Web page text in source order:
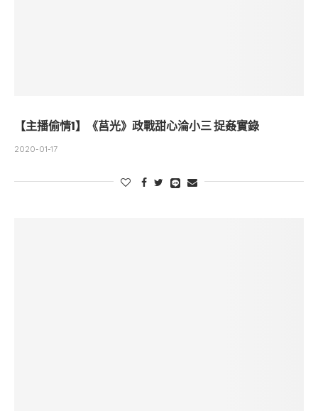
【主播偷情1】《莒光》政戰甜心淪小三 捉姦實錄
2020-01-17